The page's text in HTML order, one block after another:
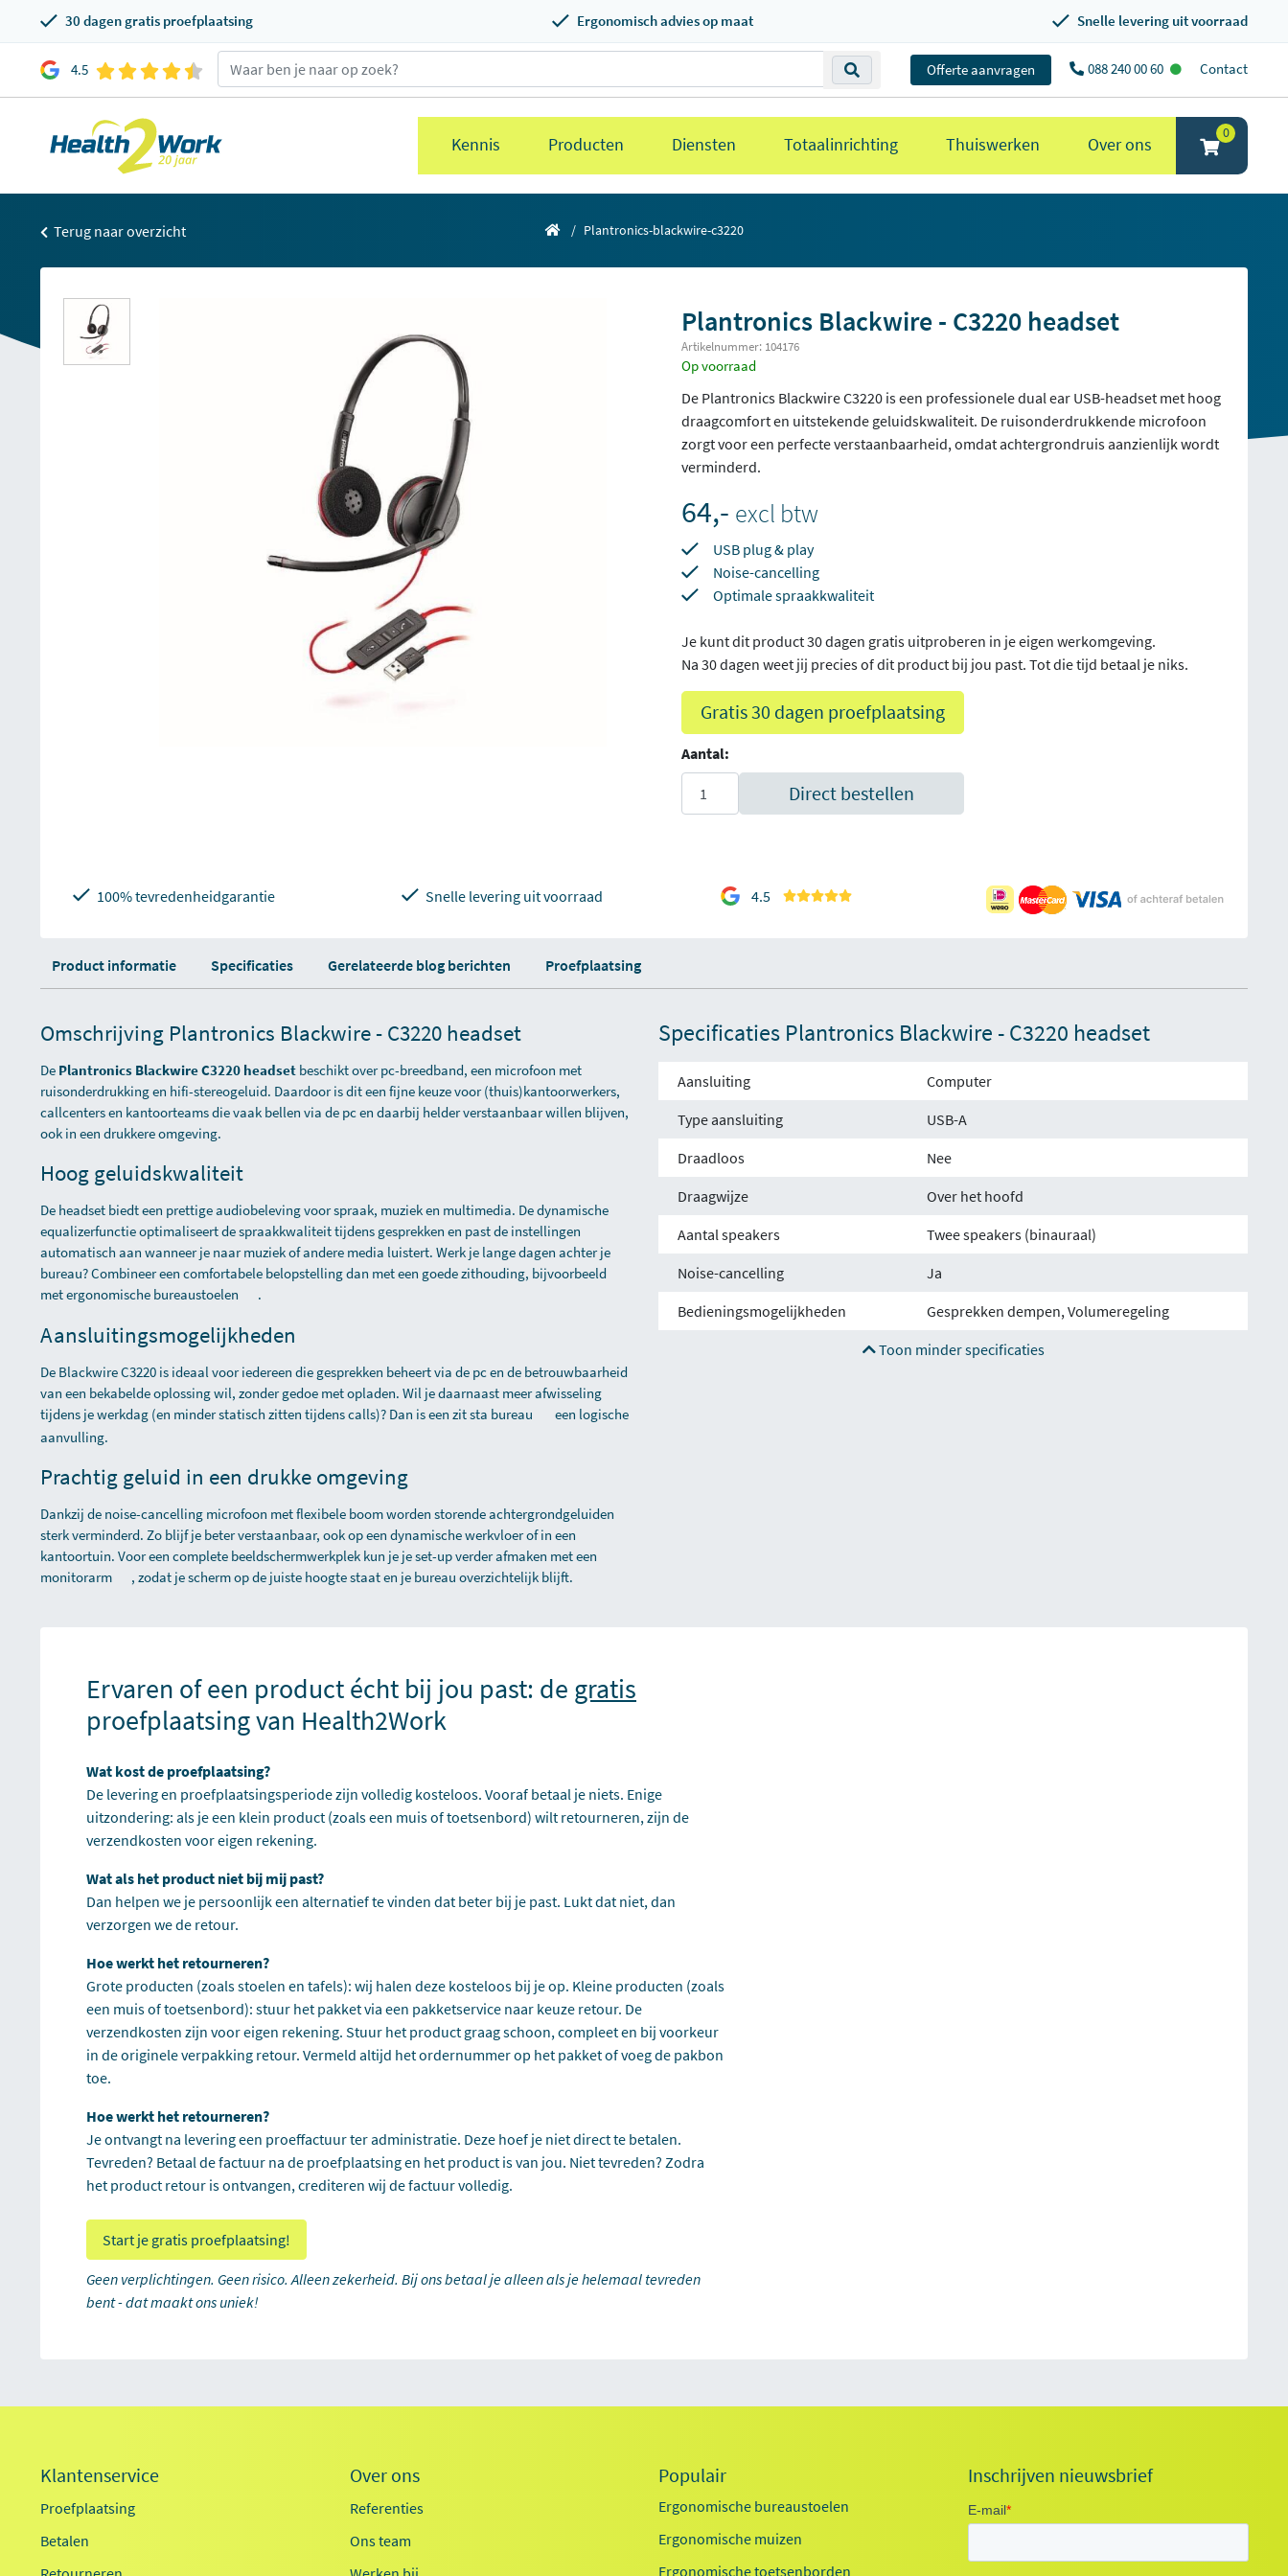
30 dagen gratis proefplaatsing Ergonomisch advies op maat Snelle levering uit voorraad
4.5 Offerte aanvragen 088 240 00 60 Contact
Kennis Producten Diensten Totaalinrichting Thuiswerken Over ons
0
Terug naar overzicht Plantronics-blackwire-c3220
Plantronics Blackwire - C3220 headset
Artikelnummer: 104176
Op voorraad
De Plantronics Blackwire C3220 is een professionele dual ear USB-headset met hoog
draagcomfort en uitstekende geluidskwaliteit. De ruisonderdrukkende microfoon
zorgt voor een perfecte verstaanbaarheid, omdat achtergrondruis aanzienlijk wordt
verminderd.
64,- excl btw
USB plug & play
Noise-cancelling
Optimale spraakkwaliteit
Je kunt dit product 30 dagen gratis uitproberen in je eigen werkomgeving.
Na 30 dagen weet jij precies of dit product bij jou past. Tot die tijd betaal je niks.
Gratis 30 dagen proefplaatsing
Aantal:
Direct bestellen
100% tevredenheidgarantie Snelle levering uit voorraad 4.5
Product informatie Specificaties Gerelateerde blog berichten Proefplaatsing
Omschrijving Plantronics Blackwire - C3220 headset
De Plantronics Blackwire C3220 headset beschikt over pc-breedband, een microfoon met
ruisonderdrukking en hifi-stereogeluid. Daardoor is dit een fijne keuze voor (thuis)kantoorwerkers,
callcenters en kantoorteams die vaak bellen via de pc en daarbij helder verstaanbaar willen blijven,
ook in een drukkere omgeving.
Hoog geluidskwaliteit
De headset biedt een prettige audiobeleving voor spraak, muziek en multimedia. De dynamische
equalizerfunctie optimaliseert de spraakkwaliteit tijdens gesprekken en past de instellingen
automatisch aan wanneer je naar muziek of andere media luistert. Werk je lange dagen achter je
bureau? Combineer een comfortabele belopstelling dan met een goede zithouding, bijvoorbeeld
metergonomische bureaustoelen .
Aansluitingsmogelijkheden
De Blackwire C3220 is ideaal voor iedereen die gesprekken beheert via de pc en de betrouwbaarheid
van een bekabelde oplossing wil, zonder gedoe met opladen. Wil je daarnaast meer afwisseling
tijdens je werkdag (en minder statisch zitten tijdens calls)? Dan is een zit sta bureau
een logische
aanvulling.
Prachtig geluid in een drukke omgeving
Dankzij de noise-cancelling microfoon met flexibele boom worden storende achtergrondgeluiden
sterk verminderd. Zo blijf je beter verstaanbaar, ook op een dynamische werkvloer of in een
kantoortuin. Voor een complete beeldschermwerkplek kun je je set-up verder afmaken met een
monitorarm
, zodat je scherm op de juiste hoogte staat en je bureau overzichtelijk blijft.
Specificaties Plantronics Blackwire - C3220 headset
Aansluiting
Computer
Type aansluiting
USB-A
Draadloos
Nee
Draagwijze
Over het hoofd
Aantal speakers
Twee speakers (binauraal)
Noise-cancelling
Ja
Bedieningsmogelijkheden
Gesprekken dempen, Volumeregeling
Toon minder specificaties
Ervaren of een product écht bij jou past: de gratis
proefplaatsing van Health2Work
Wat kost de proefplaatsing?
De levering en proefplaatsingsperiode zijn volledig kosteloos. Vooraf betaal je niets. Enige
uitzondering: als je een klein product (zoals een muis of toetsenbord) wilt retourneren, zijn de
verzendkosten voor eigen rekening.
Wat als het product niet bij mij past?
Dan helpen we je persoonlijk een alternatief te vinden dat beter bij je past. Lukt dat niet, dan
verzorgen we de retour.
Hoe werkt het retourneren?
Grote producten (zoals stoelen en tafels): wij halen deze kosteloos bij je op. Kleine producten (zoals
een muis of toetsenbord): stuur het pakket via een pakketservice naar keuze retour. De
verzendkosten zijn voor eigen rekening. Stuur het product graag schoon, compleet en bij voorkeur
in de originele verpakking retour. Vermeld altijd het ordernummer op het pakket of voeg de pakbon
toe.
Hoe werkt het retourneren?
Je ontvangt na levering een proeffactuur ter administratie. Deze hoef je niet direct te betalen.
Tevreden? Betaal de factuur na de proefplaatsing en het product is van jou. Niet tevreden? Zodra
het product retour is ontvangen, crediteren wij de factuur volledig.
Start je gratis proefplaatsing!
Geen verplichtingen. Geen risico. Alleen zekerheid. Bij ons betaal je alleen als je helemaal tevreden
bent - dat maakt ons uniek!
Klantenservice
Proefplaatsing
Betalen
Over ons
Referenties
Ons team
Populair
Ergonomische bureaustoelen
Ergonomische muizen
Ergonomische toetsenborden
Inschrijven nieuwsbrief